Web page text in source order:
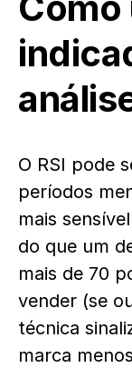
O RSI pode
períodos
mais
do que um
mais de 70
vender (se
técnica
marca